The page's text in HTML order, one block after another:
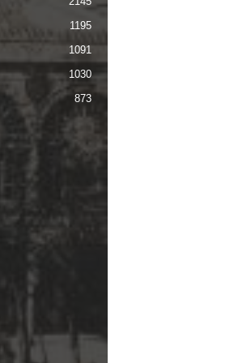
1195
1091
1030
873